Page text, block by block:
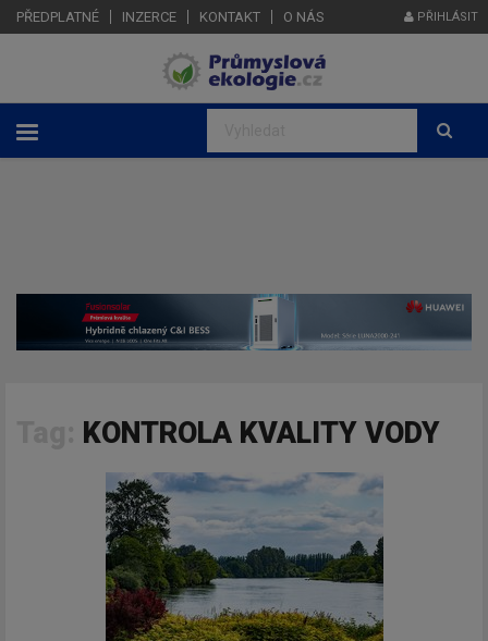
PŘEDPLATNÉ INZERCE KONTAKT O NÁS PŘIHLÁSIT
KONTROLA KVALITY VODY